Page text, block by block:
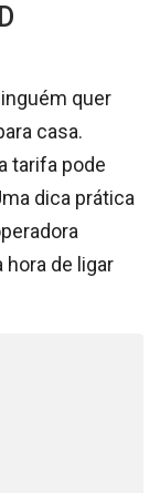
quer
casa.
tarifa pode
dica prática
de ligar